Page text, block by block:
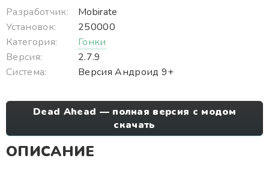
Разработчик:
Mobirate
Установок:
250000
Категория:
Гонки
Версия:
2.7.9
Система:
Версия Андроид 9+
Dead Ahead — полная версия с модом
скачать
ОПИСАНИЕ